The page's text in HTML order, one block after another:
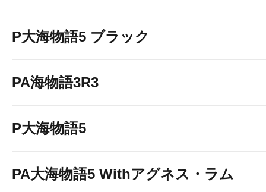
P大海物語5 ブラック
PA海物語3R3
P大海物語5
PA大海物語5 Withアグネス・ラム